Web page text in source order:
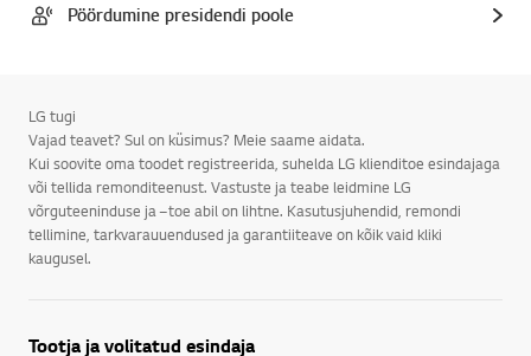
Pöördumine presidendi poole
LG tugi
Vajad teavet? Sul on küsimus? Meie saame aidata.
Kui soovite oma toodet registreerida, suhelda LG klienditoe esindajaga
või tellida remonditeenust. Vastuste ja teabe leidmine LG
võrguteeninduse ja –toe abil on lihtne. Kasutusjuhendid, remondi
tellimine, tarkvarauuendused ja garantiiteave on kõik vaid kliki
kaugusel.
Tootja ja volitatud esindaja